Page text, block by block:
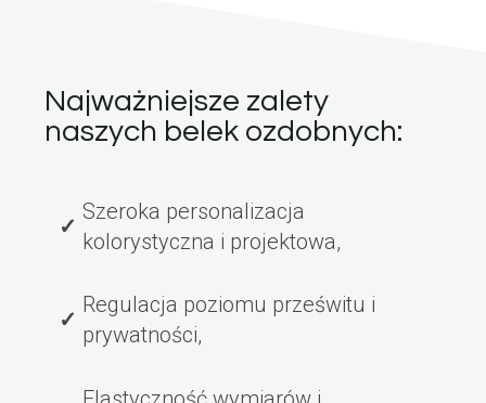
Najważniejsze zalety
naszych belek ozdobnych:
Szeroka personalizacja
kolorystyczna i projektowa,
Regulacja poziomu prześwitu i
prywatności,